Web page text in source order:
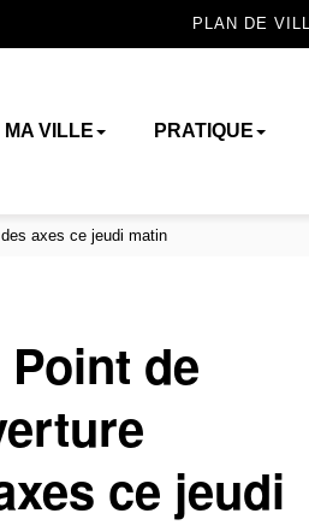
PLAN DE
MA VILLE PRATIQUE
axes ce jeudi matin
de
ce jeudi